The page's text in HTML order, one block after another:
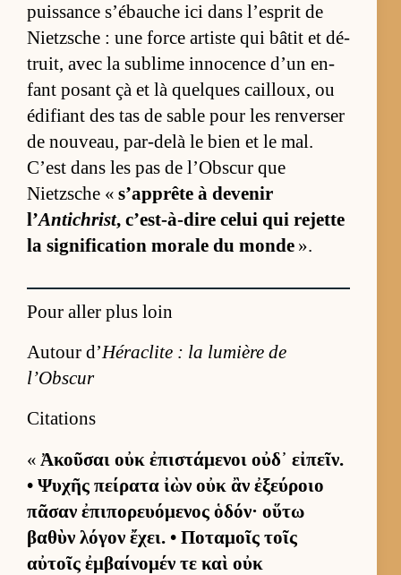
puis­sance s’ébauche ici dans l’es­prit de
Nietzsche : une force ar­tiste qui bâ­tit et dé­
truit, avec la su­blime in­no­cence d’un en­
fant po­sant çà et là quelques cailloux, ou
édi­fiant des tas de sable pour les ren­ver­ser
de nou­veau, par-delà le bien et le mal.
C’est dans les pas de l’Obs­cur que
Nietzsche « s’ap­prête à de­ve­nir
l’Antichrist, c’est-à-dire ce­lui qui rejette
la si­gni­fi­ca­tion mo­rale du monde ».
Pour aller plus loin
Autour d’Héraclite : la lumière de
l’Obscur
Citations
« Ἀκοῦσαι οὐκ ἐπιστάμενοι οὐδ᾽ εἰπεῖν.
• Ψυχῆς πείρατα ἰὼν οὐκ ἂν ἐξεύροιο
πᾶσαν ἐπιπορευόμενος ὁδόν· οὕτω
βαθὺν λόγον ἔχει. • Ποταμοῖς τοῖς
αὐτοῖς ἐμβαίνομέν τε καὶ οὐκ